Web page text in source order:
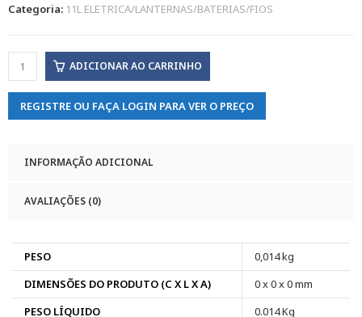
Categoria: 11L ELETRICA/LANTERNAS/BATERIAS/FIOS
ADICIONAR AO CARRINHO
REGISTRE OU FAÇA LOGIN PARA VER O PREÇO
INFORMAÇÃO ADICIONAL
AVALIAÇÕES (0)
PESO
0,014 kg
DIMENSÕES DO PRODUTO (C X L X A)
0 x 0 x 0 mm
PESO LÍQUIDO
0.014 Kg